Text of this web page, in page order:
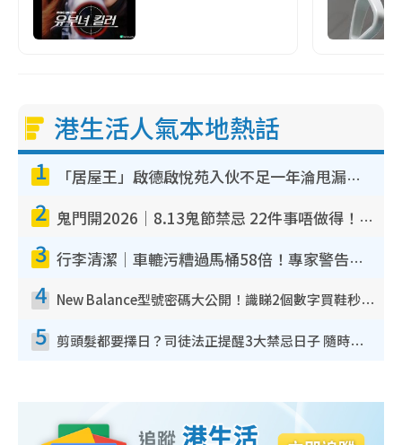
港生活人氣本地熱話
1 「居屋王」啟德啟悅苑入伙不足一年淪甩漏之王！插頭噴火花致大停電 多戶業主全屋家電報銷
2 鬼門開2026｜8.13鬼節禁忌 22件事唔做得！燒肉、刺身要少食？半夜勿吹口哨/打呢個電話
3 行李清潔｜車轆污糟過馬桶58倍！專家警告忌用酒精抹 教1招免污手除菌
4 New Balance型號密碼大公開！識睇2個數字買鞋秒知功能免中伏 附5大熱門鞋款
5 剪頭髮都要擇日？司徒法正提醒3大禁忌日子 隨時剪走財運！呢日剪髮恐「剪壽命」？